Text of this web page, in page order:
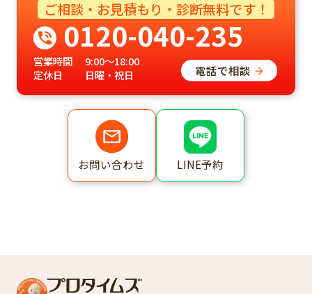
ご相談・お見積もり・診断無料です！
0120-040-235
営業時間
9:00～18:00
定休日
日曜・祝日 電話で相談
お問い合わせ LINE予約